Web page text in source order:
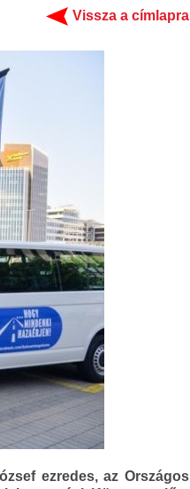
Vissza a címlapra
ezredes, az Országos